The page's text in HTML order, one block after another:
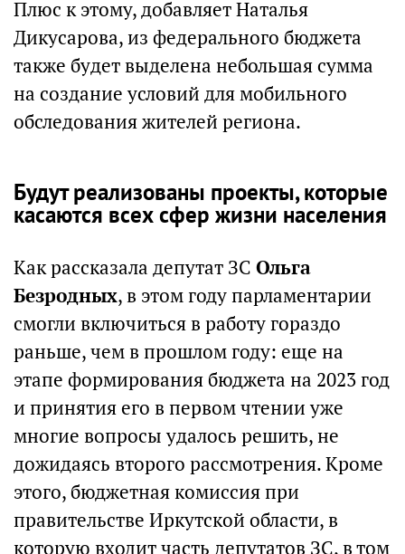
Плюс к этому, добавляет Наталья
Дикусарова, из федерального бюджета
также будет выделена небольшая сумма
на создание условий для мобильного
обследования жителей региона.
Будут реализованы проекты, которые
касаются всех сфер жизни населения
Как рассказала депутат ЗС Ольга
Безродных, в этом году парламентарии
смогли включиться в работу гораздо
раньше, чем в прошлом году: еще на
этапе формирования бюджета на 2023 год
и принятия его в первом чтении уже
многие вопросы удалось решить, не
дожидаясь второго рассмотрения. Кроме
этого, бюджетная комиссия при
правительстве Иркутской области, в
которую входит часть депутатов ЗС, в том